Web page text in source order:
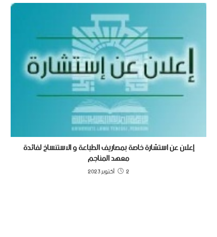
إعلان عن استشارة خاصة بمصاريف الطباعة و الاستنساخ لفائدة
معهد المناجم
2 أكتوبر 2023